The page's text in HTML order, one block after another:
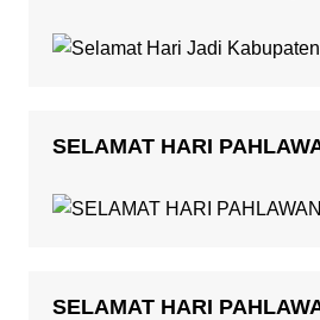
SELAMAT HARI
SELAMAT HARI